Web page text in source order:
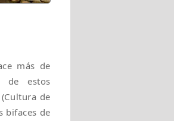
más de
de estos
de
bifaces de